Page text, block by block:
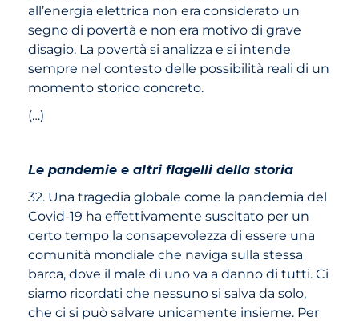
all’energia elettrica non era considerato un
segno di povertà e non era motivo di grave
disagio. La povertà si analizza e si intende
sempre nel contesto delle possibilità reali di un
momento storico concreto.
(…)
Le pandemie e altri flagelli della storia
32. Una tragedia globale come la pandemia del
Covid-19 ha effettivamente suscitato per un
certo tempo la consapevolezza di essere una
comunità mondiale che naviga sulla stessa
barca, dove il male di uno va a danno di tutti. Ci
siamo ricordati che nessuno si salva da solo,
che ci si può salvare unicamente insieme. Per